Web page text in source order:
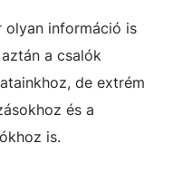
olyan információ is
a csalók
de extrém
és a
is.